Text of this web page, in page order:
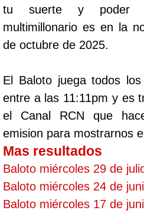
tu suerte y poder
multimillonario es en la
de octubre de 2025.
El Baloto juega todos
entre a las 11:11pm y es
el Canal RCN que
emision para mostrarnos
Mas resultados
Baloto miércoles 29 de
Baloto miércoles 24 de
Baloto miércoles 17 de